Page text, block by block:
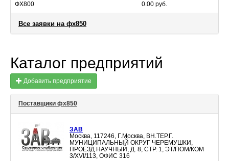
ФХ800 0.00 руб.
Все заявки на фх850
Каталог предприятий
Добавить предприятие
Поставщики фх850
ЗАВ
Москва, 117246, Г.Москва, ВН.ТЕР.Г.
МУНИЦИПАЛЬНЫЙ ОКРУГ ЧЕРЕМУШКИ,
ПРОЕЗД НАУЧНЫЙ, Д. 8, СТР. 1, ЭТ/ПОМ/КОМ
3/XVI/113, ОФИС 316